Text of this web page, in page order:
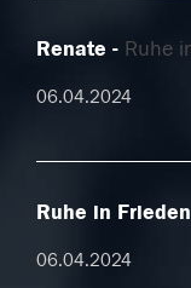
Renate Ruhe
06.04.2024
Ruhe in Frieden
06.04.2024